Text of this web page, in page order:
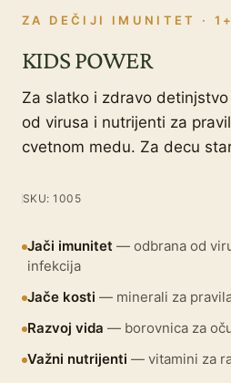
ZA DEČIJI IMUNITET ·
KIDS POWER
Za slatko i zdravo
od virusa i nutrijenti za
cvetnom medu. Za decu
SKU: 1005
Jači imunitet — odbrana od
infekcija
Jače kosti — minerali za
Razvoj vida — borovnica za
Važni nutrijenti — vitamini za